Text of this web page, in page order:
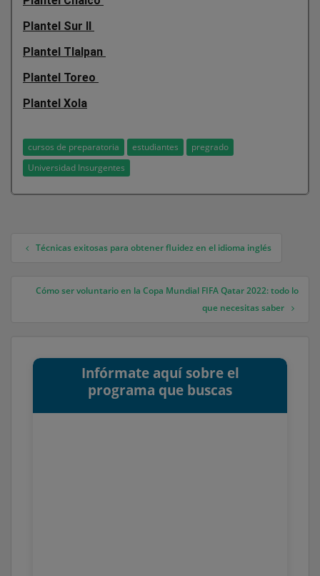
Plantel Sur II
Plantel Tlalpan
Plantel Toreo
Plantel Xola
cursos de preparatoria estudiantes
pregrado
Universidad Insurgentes
Navegación de entradas
Técnicas exitosas para obtener fluidez en el idioma inglés
Cómo ser voluntario en la Copa Mundial FIFA Qatar 2022: todo lo
que necesitas saber
Infórmate aquí sobre el
programa que buscas